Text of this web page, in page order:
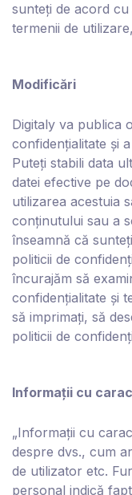
sunteți de acord
termenii de
Modificări
Digitaly va publica
confidențialitate și
Puteți stabili data
datei efective pe
utilizarea acestuia
conținutului sau a
înseamnă că
politicii de
încurajăm să
confidențialitate și
să imprimați, să
politicii de
Informații cu
„Informații cu
despre dvs., cum
de utilizator etc.
personal indică